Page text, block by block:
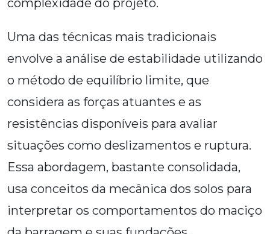
complexidade do projeto.
Uma das técnicas mais tradicionais
envolve a análise de estabilidade utilizando
o método de equilíbrio limite, que
considera as forças atuantes e as
resistências disponíveis para avaliar
situações como deslizamentos e ruptura.
Essa abordagem, bastante consolidada,
usa conceitos da mecânica dos solos para
interpretar os comportamentos do maciço